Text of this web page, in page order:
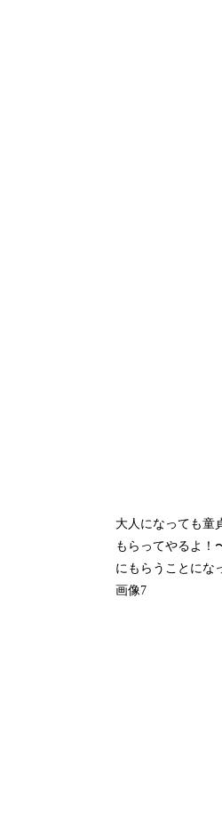
大人になっても童
もらってやるよ！
にもらうことにな
画像7